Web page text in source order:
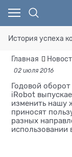
История успеха
Главная
02 июля 2016
Годовой
iRobot
изменить нашу
приносят
разных
использовании